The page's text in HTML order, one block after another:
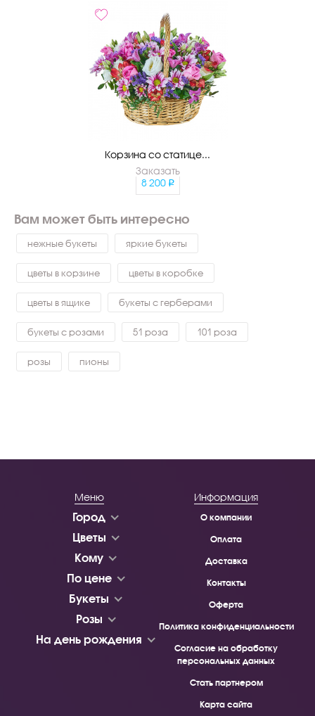
Корзина со статице...
Заказать
8 200
Вам может быть интересно
нежные букеты яркие букеты
цветы в корзине цветы в коробке
цветы в ящике букеты с герберами
букеты с розами 51 роза 101 роза
розы пионы
Меню
Город
Цветы
Кому
По цене
Букеты
Розы
На день рождения
Информация
О компании
Оплата
Доставка
Контакты
Оферта
Политика конфиденциальности
Согласие на обработку
персональных данных
Стать партнером
Карта сайта